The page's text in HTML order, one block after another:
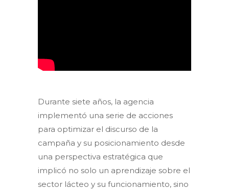
Durante siete años, la agencia
implementó una serie de acciones
para optimizar el discurso de la
campaña y su posicionamiento desde
una perspectiva estratégica que
implicó no solo un aprendizaje sobre el
sector lácteo y su funcionamiento, sino